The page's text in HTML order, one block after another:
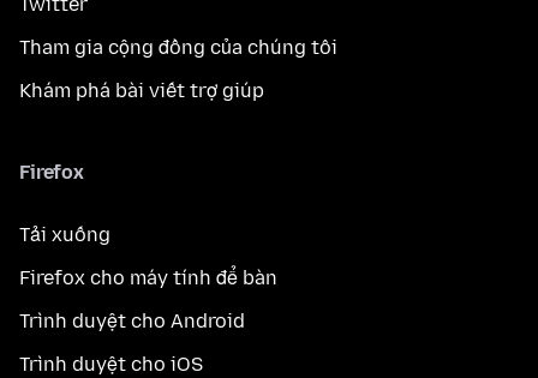
Twitter
Tham gia cộng đồng của chúng tôi
Khám phá bài viết trợ giúp
Firefox
Tải xuống
Firefox cho máy tính để bàn
Trình duyệt cho Android
Trình duyệt cho iOS